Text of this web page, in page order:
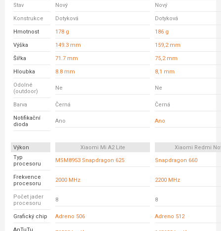
Stav
Nový Nový
Konstrukce Dotyková Dotyková
Hmotnost 178 g 186 g
Výška 149.3 mm 159,2 mm
Šířka 71.7 mm 75,2 mm
Hloubka 8.8 mm 8,1 mm
Odolné
(outdoor)
Ne Ne
Barva Černá Černá
Notifikační
dioda
Ano Ano
Výkon Xiaomi Mi A2 Lite
Xiaomi Redmi
Typ
procesoru
MSM8953 Snapdragon 625 Snapdragon 660
Frekvence
procesoru
2000 MHz 2200 MHz
Počet jader
procesoru
8 8
Grafický chip Adreno 506 Adreno 512